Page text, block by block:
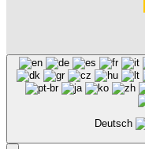
Deutsch